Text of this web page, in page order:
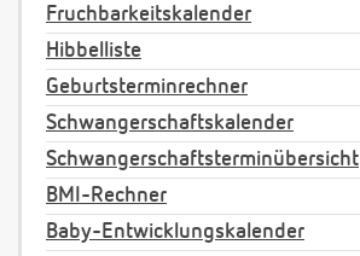
Fruchbarkeitskalender
Hibbelliste
Geburtsterminrechner
Schwangerschaftskalender
Schwangerschaftsterminübersicht
BMI-Rechner
Baby-Entwicklungskalender